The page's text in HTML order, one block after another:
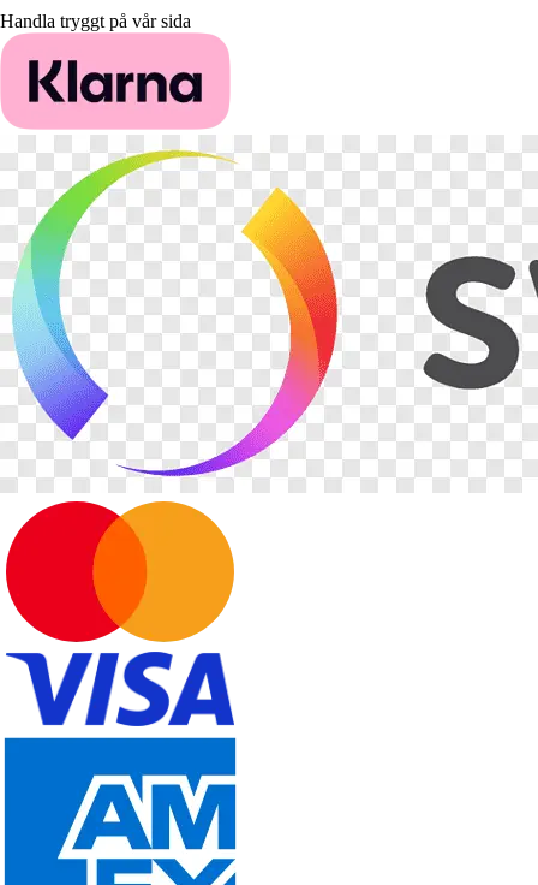
Handla tryggt på vår sida